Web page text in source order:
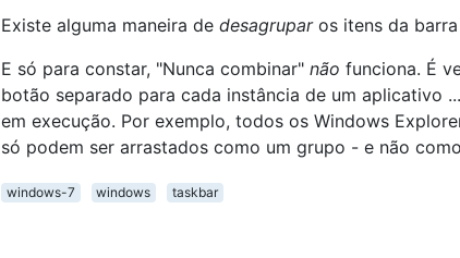
Existe alguma maneira de desagruparos itens da
E só para constar, "Nunca combinar" não funciona. É
botão separado para cada instância de um aplicativo
em execução. Por exemplo, todos os Windows
só podem ser arrastados como um grupo - e não
windows-7 windows taskbar